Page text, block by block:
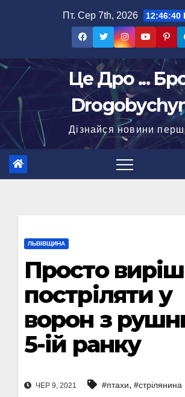
Пт. Сер 7th, 2026 12:46:41
Це Дро ...
Дізнайся новини
ЛЬВІВЩИНА
Просто
постріляти у
ворон з
5-ій ранку
ЧЕР 9, 2021 #птахи, #стрілянина